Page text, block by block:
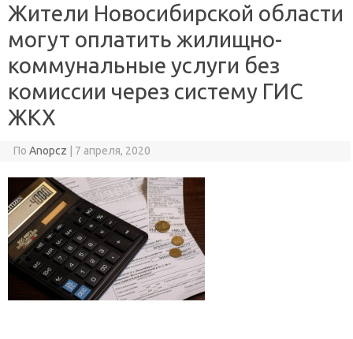
Жители Новосибирской области
могут оплатить жилищно-
коммунальные услуги без
комиссии через систему ГИС
ЖКХ
По Anopcz 7 апреля, 2020